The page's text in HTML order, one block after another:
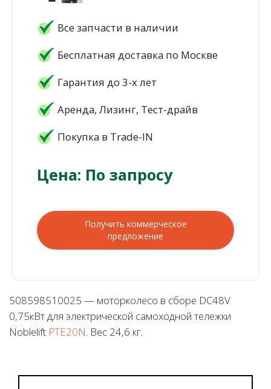
Все запчасти в наличии
Бесплатная доставка по Москве
Гарантия до 3-х лет
Аренда, Лизинг, Тест-драйв
Покупка в Trade-IN
Цена: По запросу
Получить коммерческое
предложение
508598510025 — моторколесо в сборе DC48V
0,75кВт для электрической самоходной тележки
Noblelift PTE20N. Вес 24,6 кг.